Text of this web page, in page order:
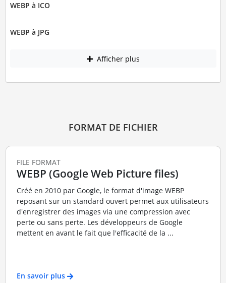
WEBP à ICO
WEBP à JPG
Afficher plus
FORMAT DE FICHIER
FILE FORMAT
WEBP (Google Web Picture files)
Créé en 2010 par Google, le format d'image WEBP
reposant sur un standard ouvert permet aux utilisateurs
d'enregistrer des images via une compression avec
perte ou sans perte. Les développeurs de Google
mettent en avant le fait que l'efficacité de la ...
En savoir plus